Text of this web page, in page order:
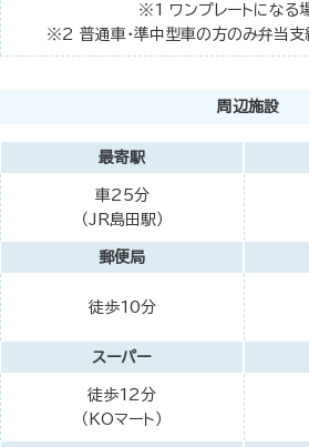
※1 ワンプレートになる
※2 普通車・準中型車の方のみ弁当支給
周辺施設
最寄駅
車25分
（JR島田駅）
郵便局
徒歩10分
スーパー
徒歩12分
（KOマート）